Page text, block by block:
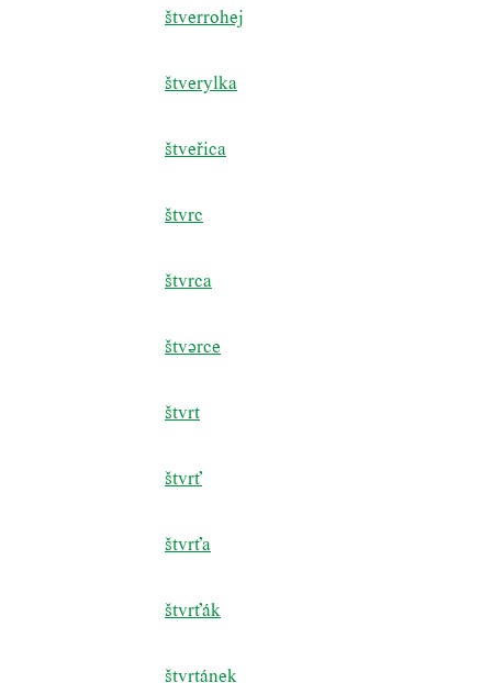
štverrohej
štverylka
štveřica
štvrc
štvrca
štvərce
štvrt
štvrť
štvrťa
štvrťák
štvrtánek